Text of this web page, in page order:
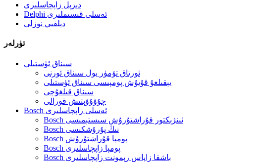
دىزېل زاپچاسلىرى
Delphi ئەسلى قىسىملىرى
دېلفىي نوزلى
تۈرلەر
سىناق ئۈستىلى
ئورتاق تۆمۈر يول سىناق ئورنى
يېقىلغۇ قۇيۇش پومپىسى سىناق ئۈستىلى
سىناق قىلغۇچى
چۇۋۇۋېتىش قورالى
Bosch ئەسلى زاپچاسلىرى
Bosch ئىنژېكتور قۇراشتۇرۇش سىستېمىسى
Bosch نىڭ پۇرۇشكىسى
Bosch پومپا قۇراشتۇرۇش
Bosch پومپا زاپچاسلىرى
Bosch باشقا زاپاس رېمونت زاپچاسلىرى